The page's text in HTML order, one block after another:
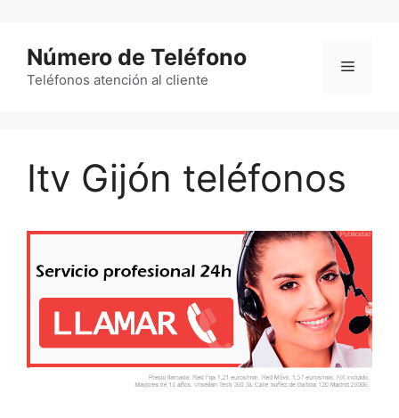
contenido
Número de Teléfono
Teléfonos atención al cliente
Menú
Itv Gijón teléfonos